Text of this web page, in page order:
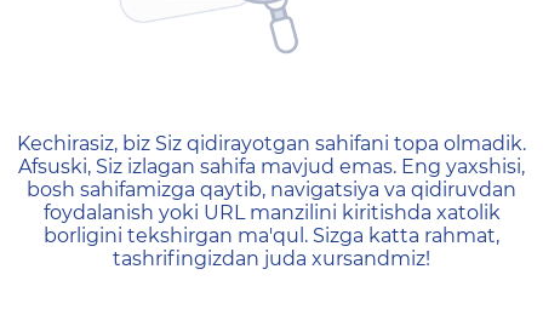
404 — Страница не
Kechirasiz, biz Siz qidirayotgan sahifani topa olmadik.
Afsuski, Siz izlagan sahifa mavjud emas. Eng yaxshisi,
bosh sahifamizga qaytib, navigatsiya va qidiruvdan
foydalanish yoki URL manzilini kiritishda xatolik
borligini tekshirgan ma'qul. Sizga katta rahmat,
tashrifingizdan juda xursandmiz!